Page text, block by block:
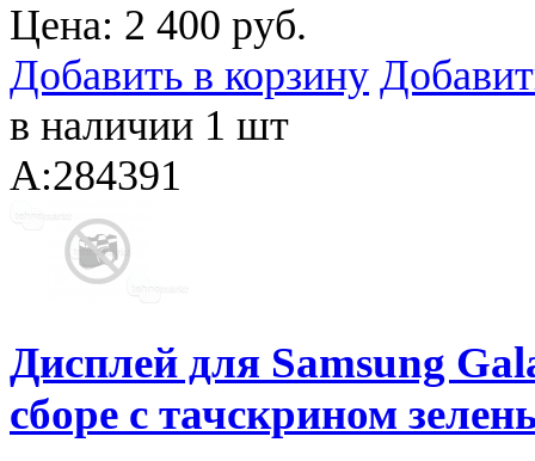
Цена: 2 400 руб.
Добавить в корзину
в наличии 1 шт
A:284391
Дисплей для Samsung
сборе с тачскрином